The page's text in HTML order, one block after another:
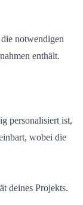
notwendigen
enthält.
personalisiert ist,
wobei die
deines Projekts.